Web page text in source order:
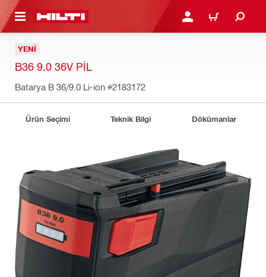
GEÇ GIRIŞ YAP YA DA KAYIT
SEPET
YENI
B36 9.0 36V PIL
Batarya B 36/9.0 Li-ion #2183172
Ürün Seçimi Teknik Bilgi Dökümanlar